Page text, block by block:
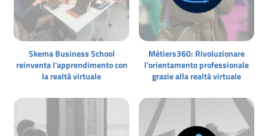
Skema Business School
reinventa l'apprendimento con
la realtà virtuale
Métiers360: Rivoluzionare
l'orientamento professionale
grazie alla realtà virtuale